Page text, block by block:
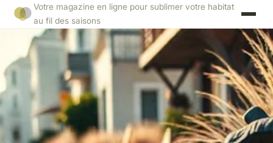
Votre magazine en ligne pour sublimer votre habitat
au fil des saisons